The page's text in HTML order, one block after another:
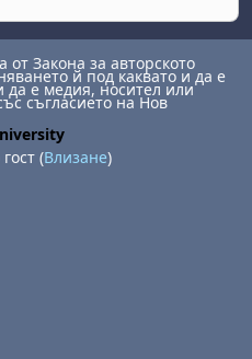
Закона за авторското
й под каквато и да е
да е медия, носител или
съгласието на Нов
(Влизане)